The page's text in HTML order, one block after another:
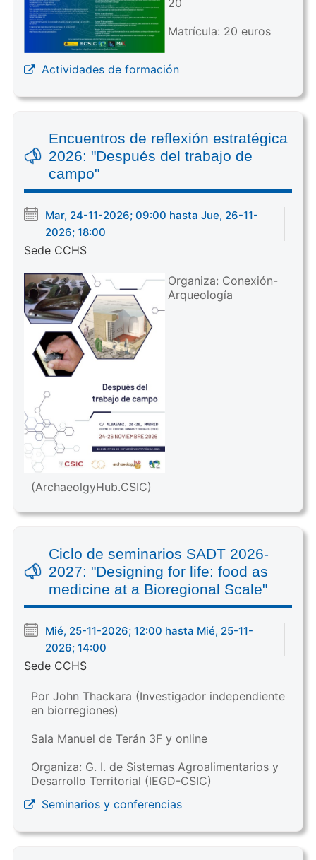
Matrícula: 20 euros
Actividades de formación
Encuentros de reflexión estratégica
2026: "Después del trabajo de
campo"
Mar, 24-11-2026; 09:00 hasta Jue, 26-11-
2026; 18:00
Sede CCHS
Organiza: Conexión-
Arqueología
(ArchaeolgyHub.CSIC)
Ciclo de seminarios SADT 2026-
2027: "Designing for life: food as
medicine at a Bioregional Scale"
Mié, 25-11-2026; 12:00 hasta Mié, 25-11-
2026; 14:00
Sede CCHS
Por John Thackara (Investigador independiente
en biorregiones)
Sala Manuel de Terán 3F y online
Organiza: G. I. de Sistemas Agroalimentarios y
Desarrollo Territorial (IEGD-CSIC)
Seminarios y conferencias